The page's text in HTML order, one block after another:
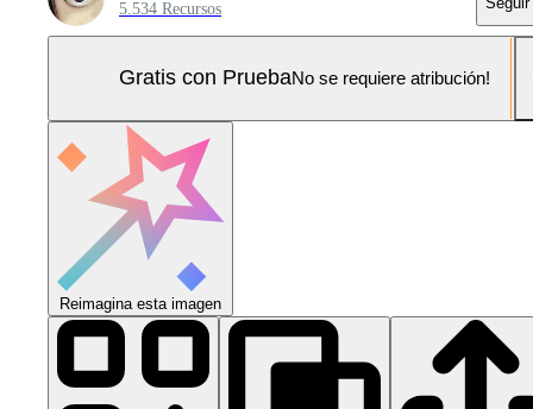
5.534 Recursos
Gratis con PruebaNo se requiere atribución!
Reimagina esta imagen